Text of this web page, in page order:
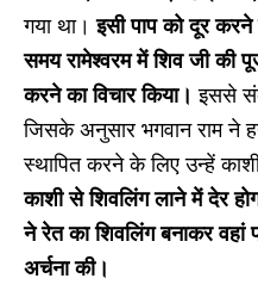
गया था। इसी पाप को दूर
समय रामेश्वरम में शिव जी की
करने का विचार किया।इससे
जिसके अनुसार भगवान राम ने
स्थापित करने के लिए उन्हें
काशी से शिवलिंग लाने में देर
ने रेत का शिवलिंग बनाकर
अर्चना की।